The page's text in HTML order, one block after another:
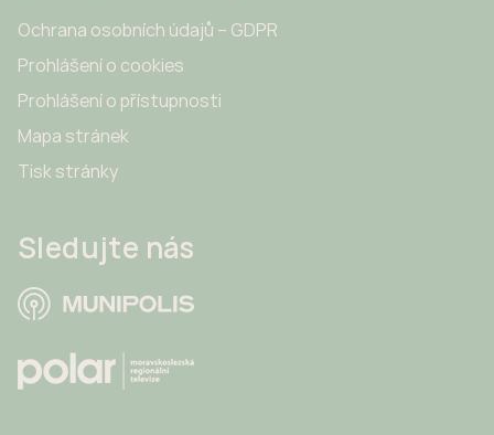
Ochrana osobních údajů – GDPR
Prohlášení o cookies
Prohlášení o přístupnosti
Mapa stránek
Tisk stránky
Sledujte nás